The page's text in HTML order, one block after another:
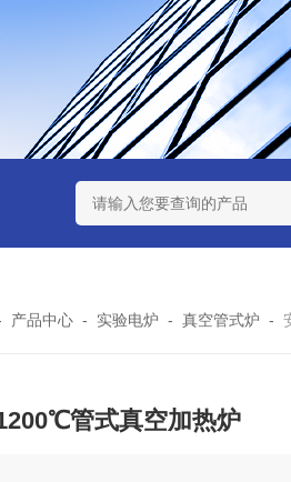
温实验用热失重马弗炉 实验室小
产品中心 - 实验电炉 - 真空管式炉 -
管式真空加热炉